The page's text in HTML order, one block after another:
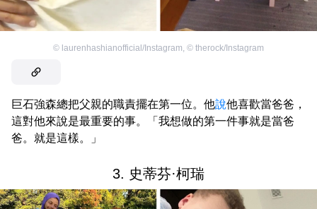
© laurenhashianofficial/Instagram © therock/Instagram
巨石強森總把父親的職責擺在第一位。他說他喜歡當爸爸，
這對他來說是最重要的事。「我想做的第一件事就是當爸
爸。就是這樣。」
3. 史蒂芬·柯瑞